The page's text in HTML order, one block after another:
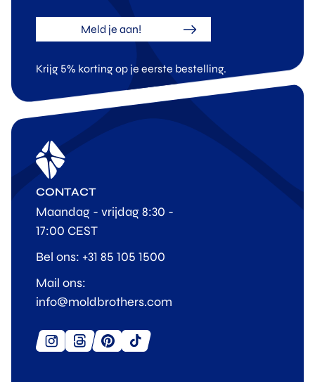
Meld je aan!
Krijg 5% korting op je eerste bestelling.
CONTACT
Maandag - vrijdag 8:30 -
17:00 CEST
Bel ons: +31 85 105 1500
Mail ons:
info@moldbrothers.com